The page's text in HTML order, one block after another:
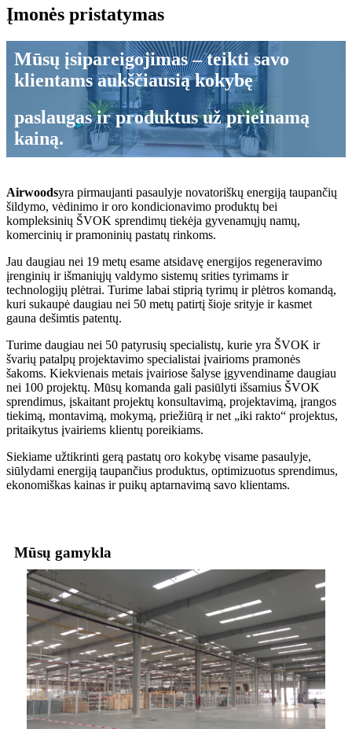
Įmonės pristatymas
Mūsų įsipareigojimas – teikti savo
klientams aukščiausią kokybę
paslaugas ir produktus už prieinamą
kainą.
Airwoodsyra pirmaujanti pasaulyje novatoriškų energiją taupančių
šildymo, vėdinimo ir oro kondicionavimo produktų bei
kompleksinių ŠVOK sprendimų tiekėja gyvenamųjų namų,
komercinių ir pramoninių pastatų rinkoms.
Jau daugiau nei 19 metų esame atsidavę energijos regeneravimo
įrenginių ir išmaniųjų valdymo sistemų srities tyrimams ir
technologijų plėtrai. Turime labai stiprią tyrimų ir plėtros komandą,
kuri sukaupė daugiau nei 50 metų patirtį šioje srityje ir kasmet
gauna dešimtis patentų.
Turime daugiau nei 50 patyrusių specialistų, kurie yra ŠVOK ir
švarių patalpų projektavimo specialistai įvairioms pramonės
šakoms. Kiekvienais metais įvairiose šalyse įgyvendiname daugiau
nei 100 projektų. Mūsų komanda gali pasiūlyti išsamius ŠVOK
sprendimus, įskaitant projektų konsultavimą, projektavimą, įrangos
tiekimą, montavimą, mokymą, priežiūrą ir net „iki rakto“ projektus,
pritaikytus įvairiems klientų poreikiams.
Siekiame užtikrinti gerą pastatų oro kokybę visame pasaulyje,
siūlydami energiją taupančius produktus, optimizuotus sprendimus,
ekonomiškas kainas ir puikų aptarnavimą savo klientams.
Mūsų gamykla